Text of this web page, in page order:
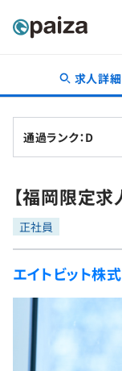
転職・キャリア
転職成功ガイド
転職エージェント
インタビュー
新卒就活
求人検索
本選考
インターン
新卒エージェント
学習
講座一覧
問題集
4択課題
ナレッジ
スキルチェック
プログラミング言語
SQL
評価結果一覧
ゲーム・マンガ
メディア
Tech Team Journal
paizaとは？
求人詳細
通過ランク：D
【福岡限定
正社員
エイトビット株